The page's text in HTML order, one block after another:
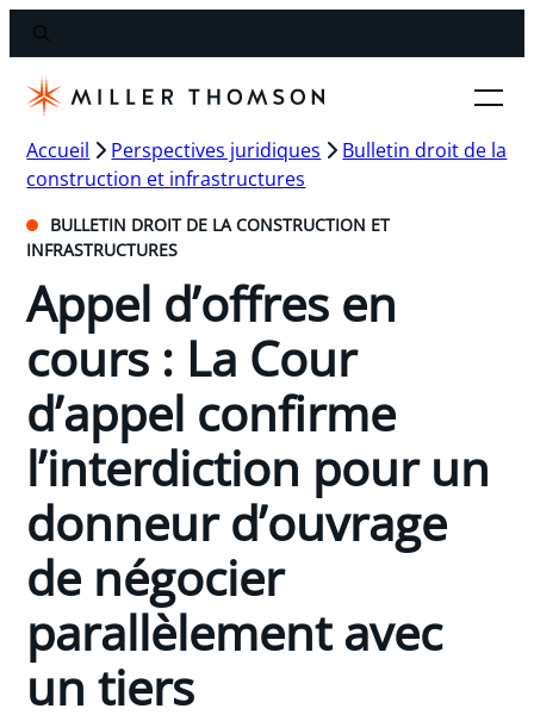
Accueil Perspectives juridiques
Bulletin droit de la
construction et infrastructures
BULLETIN DROIT DE LA CONSTRUCTION ET
INFRASTRUCTURES
Appel d’offres en
cours : La Cour
d’appel confirme
l’interdiction pour un
donneur d’ouvrage
de négocier
parallèlement avec
un tiers